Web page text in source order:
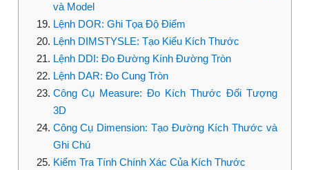
và Model
Lệnh DOR: Ghi Tọa Độ Điểm
Lệnh DIMSTYSLE: Tạo Kiểu Kích Thước
Lệnh DDI: Đo Đường Kính Đường Tròn
Lệnh DAR: Đo Cung Tròn
Công Cụ Measure: Đo Kích Thước Đối Tượng
3D
Công Cụ Dimension: Tạo Đường Kích Thước và
Ghi Chú
Kiểm Tra Tính Chính Xác Của Kích Thước